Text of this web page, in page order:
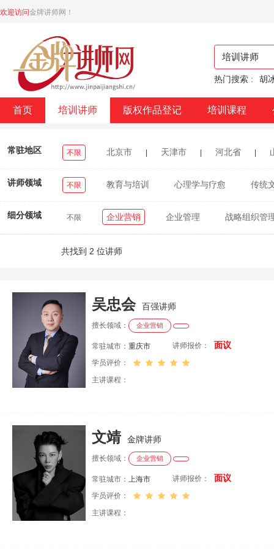
欢迎访问金牌讲师网！
热门搜索 : 胡
首页 培训讲师 版权作品登记 培训课程
常驻地区 不限 北京市 天津市 河北省
浙江省
台湾省 | 香港特别行政区 | 澳门特别行政区
讲师领域 不限 教育与培训 心理学与疗愈 传统
细分领域 不限 企业营销 企业管理 战略组织管
共找到 2 位讲师
吴忠会 百强讲师
擅长领域： 企业营销
常驻城市： 重庆市 讲师报价： 面议
学员评价：
主讲课程：
文靖 金牌讲师
擅长领域： 企业营销
常驻城市： 上海市 讲师报价： 面议
学员评价：
主讲课程：